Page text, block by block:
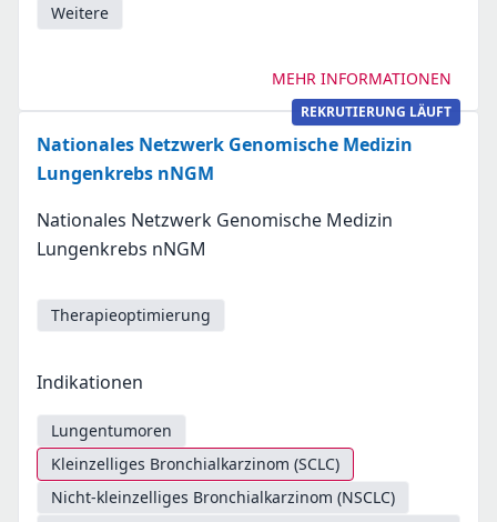
Weitere
MEHR INFORMATIONEN
REKRUTIERUNG LÄUFT
Nationales Netzwerk Genomische Medizin
Lungenkrebs nNGM
Nationales Netzwerk Genomische Medizin
Lungenkrebs nNGM
Therapieoptimierung
Indikationen
Lungentumoren
Kleinzelliges Bronchialkarzinom (SCLC)
Nicht-kleinzelliges Bronchialkarzinom (NSCLC)